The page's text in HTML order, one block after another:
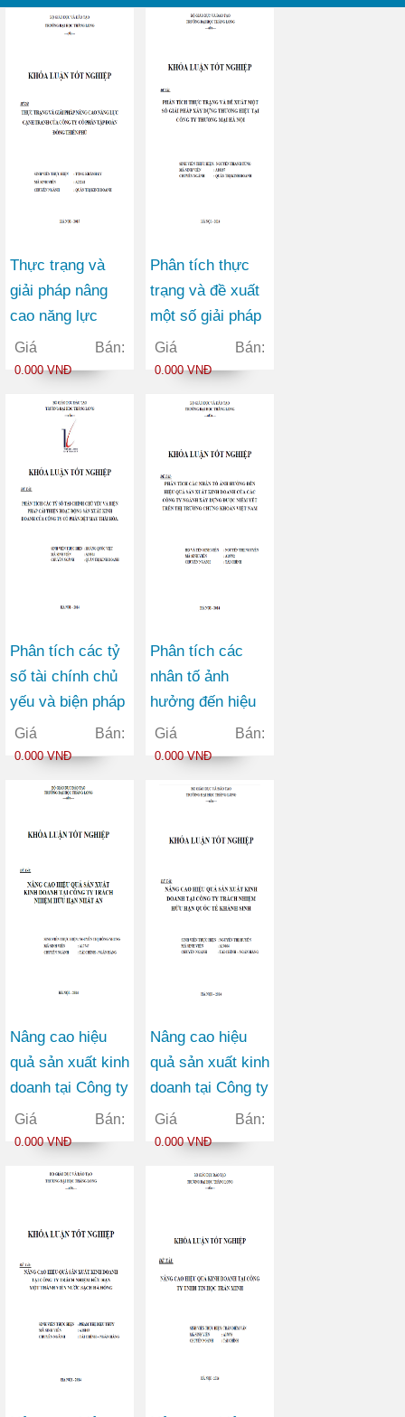
Thực trạng và
giải pháp nâng
cao năng lực
cạnh tranh của
Công ty Cổ phần
Thiên Phú
Giá Bán:
0.000 VNĐ
Phân tích thực
trạng và đề xuất
một số giải pháp
xây dựng thương
hiệu tại Công ty
Giá Bán:
0.000 VNĐ
Phân tích các tỷ
số tài chính chủ
yếu và biện pháp
cải thiện hoạt
động sản xuất
Công ty Cổ phần
Dệt may Thái
Giá Bán:
0.000 VNĐ
Phân tích các
nhân tố ảnh
hưởng đến hiệu
quả sản xuất kinh
doanh của các
Xây dựng được
khoán Việt Nam
Giá Bán:
0.000 VNĐ
Nâng cao hiệu
quả sản xuất kinh
doanh tại Công ty
trách nhiệm hữu
hạn Nhất An
Giá Bán:
0.000 VNĐ
Nâng cao hiệu
quả sản xuất kinh
doanh tại Công ty
TNHH Quốc tế
Khánh Sinh
Giá Bán:
0.000 VNĐ